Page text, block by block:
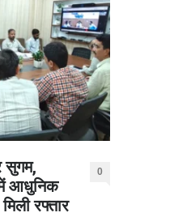
सुगम,
आधुनिक
रफ्तार
0